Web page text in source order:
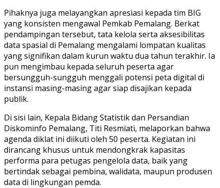
Pihaknya juga melayangkan apresiasi kepada tim BIG
yang konsisten mengawal Pemkab Pemalang. Berkat
pendampingan tersebut, tata kelola serta aksesibilitas
data spasial di Pemalang mengalami lompatan kualitas
yang signifikan dalam kurun waktu dua tahun terakhir. Ia
pun mengimbau kepada seluruh peserta agar
bersungguh-sungguh menggali potensi peta digital di
instansi masing-masing agar siap disajikan kepada
publik.
Di sisi lain, Kepala Bidang Statistik dan Persandian
Diskominfo Pemalang, Titi Resmiati, melaporkan bahwa
agenda diklat ini diikuti oleh 50 peserta. Kegiatan ini
dirancang khusus untuk mendongkrak kapasitas
performa para petugas pengelola data, baik yang
bertindak sebagai pembina, walidata, maupun produsen
data di lingkungan pemda.